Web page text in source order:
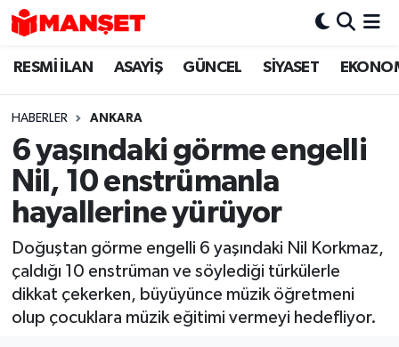
RESMİ İLAN ASAYİŞ GÜNCEL SİYASET
HABERLER ANKARA
6 yaşındaki görme engelli
Nil, 10 enstrümanla
hayallerine yürüyor
Doğuştan görme engelli 6 yaşındaki Nil Korkmaz,
çaldığı 10 enstrüman ve söylediği türkülerle
dikkat çekerken, büyüyünce müzik öğretmeni
olup çocuklara müzik eğitimi vermeyi hedefliyor.
Hava Durumu
Trafik Durumu
Süper Lig Puan Durumu ve Fikstür
Tüm Manşetler
Son Dakika Haberleri
Haber Arşivi